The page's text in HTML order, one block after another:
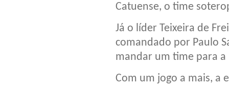
Catuense, o time
Já o líder Teixeira de
comandado por Paulo
mandar um time para
Com um jogo a mais, a